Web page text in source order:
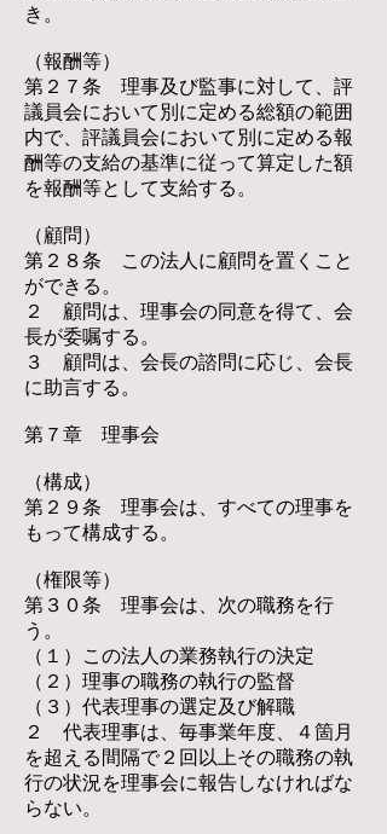
き。
（報酬等）
第２７条 理事及び監事に対して、評
議員会において別に定める総額の範囲
内で、評議員会において別に定める報
酬等の支給の基準に従って算定した額
を報酬等として支給する。
（顧問）
第２８条 この法人に顧問を置くこと
ができる。
２ 顧問は、理事会の同意を得て、会
長が委嘱する。
３ 顧問は、会長の諮問に応じ、会長
に助言する。
第７章 理事会
（構成）
第２９条 理事会は、すべての理事を
もって構成する。
（権限等）
第３０条 理事会は、次の職務を行
う。
（１）この法人の業務執行の決定
（２）理事の職務の執行の監督
（３）代表理事の選定及び解職
２ 代表理事は、毎事業年度、４箇月
を超える間隔で２回以上その職務の執
行の状況を理事会に報告しなければな
らない。